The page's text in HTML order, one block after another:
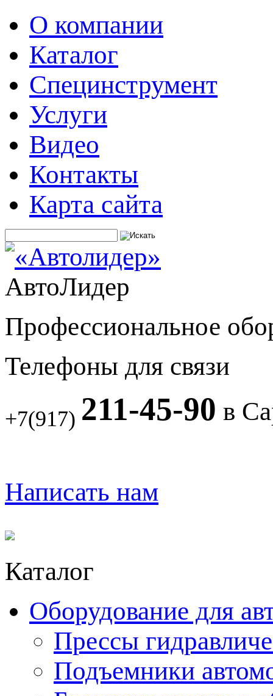
О компании
Каталог
Специнструмент
Услуги
Видео
Контакты
Карта сайта
АвтоЛидер
Профессиональное
Телефоны для связи
+7(917) 211-45-90 в
Написать нам
Каталог
Оборудование для
Прессы
Подъемники